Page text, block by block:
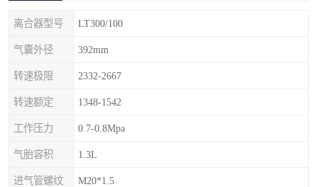
离合器型号 LT300/100
气囊外径 392mm
转速极限 2332-2667
转速额定 1348-1542
工作压力 0.7-0.8Mpa
气胎容积 1.3L
进气管螺纹 M20*1.5